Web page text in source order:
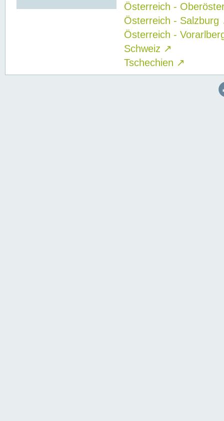
Österreich -
Österreich - Salzburg
Österreich -
Schweiz ↗
Tschechien ↗